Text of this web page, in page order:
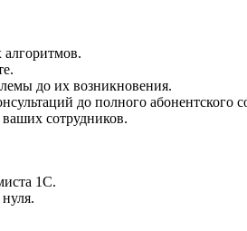
алгоритмов.
до их возникновения.
до полного абонентского
сотрудников.
1С.